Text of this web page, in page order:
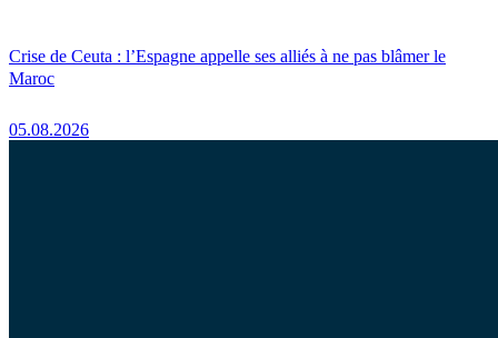
Crise de Ceuta : l’Espagne appelle ses alliés à ne pas blâmer le
Maroc
05.08.2026